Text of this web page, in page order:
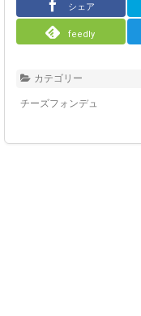
シェア
feedly
カテゴリー
チーズフォンデュ